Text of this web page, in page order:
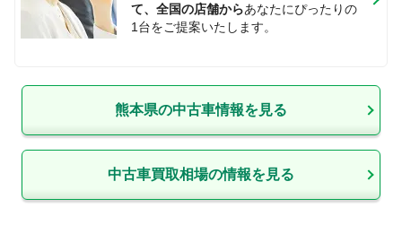
て、全国の店舗からあなたにぴったりの
1台をご提案いたします。
熊本県の中古車情報を見る
中古車買取相場の情報を見る